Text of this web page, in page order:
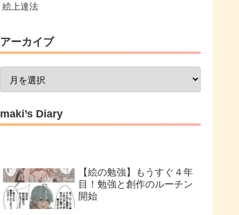
絵上達法
アーカイブ
maki’s Diary
【絵の勉強】もうすぐ４年
目！勉強と創作のルーチン
開始